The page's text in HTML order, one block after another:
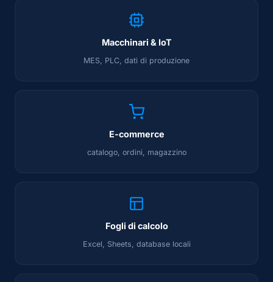
Macchinari & IoT
MES, PLC, dati di produzione
E-commerce
catalogo, ordini, magazzino
Fogli di calcolo
Excel, Sheets, database locali